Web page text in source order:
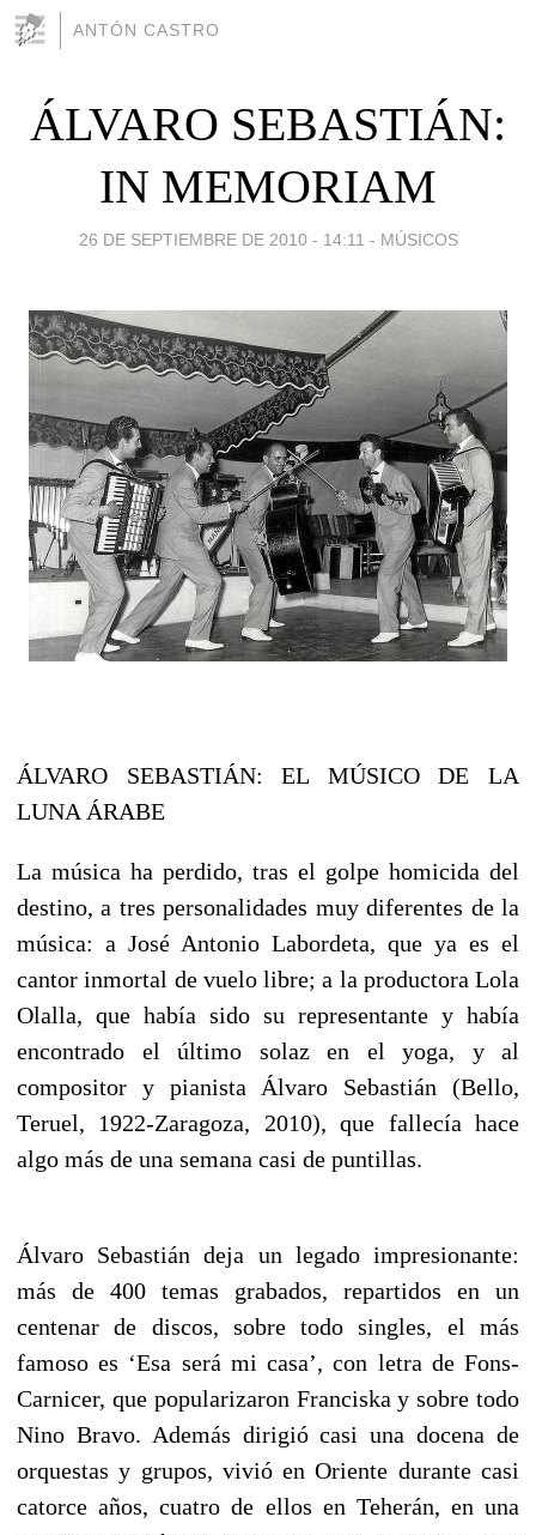
ANTÓN CASTRO
ÁLVARO SEBASTIÁN:
IN MEMORIAM
26 DE SEPTIEMBRE DE 2010 - 14:11 - MÚSICOS
ÁLVARO SEBASTIÁN: EL MÚSICO DE LA
LUNA ÁRABE
La música ha perdido, tras el golpe homicida del
destino, a tres personalidades muy diferentes de la
música: a José Antonio Labordeta, que ya es el
cantor inmortal de vuelo libre; a la productora Lola
Olalla, que había sido su representante y había
encontrado el último solaz en el yoga, y al
compositor y pianista Álvaro Sebastián (Bello,
Teruel, 1922-Zaragoza, 2010), que fallecía hace
algo más de una semana casi de puntillas.
Álvaro Sebastián deja un legado impresionante:
más de 400 temas grabados, repartidos en un
centenar de discos, sobre todo singles, el más
famoso es ‘Esa será mi casa’, con letra de Fons-
Carnicer, que popularizaron Franciska y sobre todo
Nino Bravo. Además dirigió casi una docena de
orquestas y grupos, vivió en Oriente durante casi
catorce años, cuatro de ellos en Teherán, en una